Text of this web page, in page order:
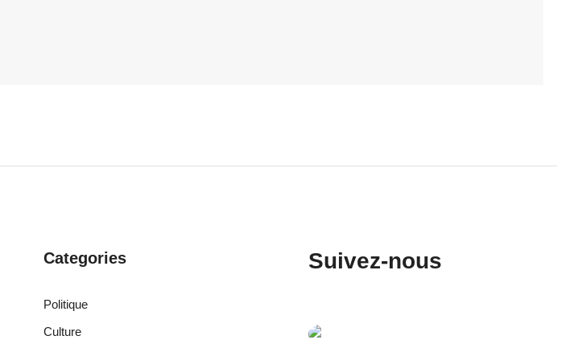
Categories
Politique
Culture
Suivez-nous